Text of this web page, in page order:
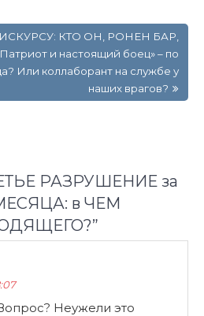
КТО ОН, РОНЕН БАР,
и настоящий боец» – по
Или коллаборант на службе у
наших врагов?
РАЗРУШЕНИЕ за
в ЧЕМ
”
Неужели это